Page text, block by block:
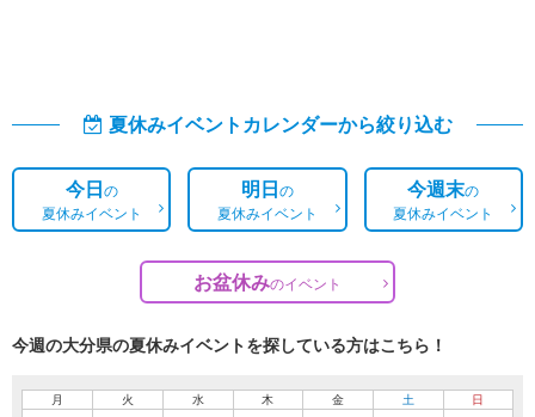
夏休みイベントカレンダーから絞り込む
今日の
夏休みイベント
明日の
夏休みイベント
今週末の
夏休みイベント
お盆休みのイベント
今週の大分県の夏休みイベントを探している方はこちら！
月 火 水 木 金 土 日